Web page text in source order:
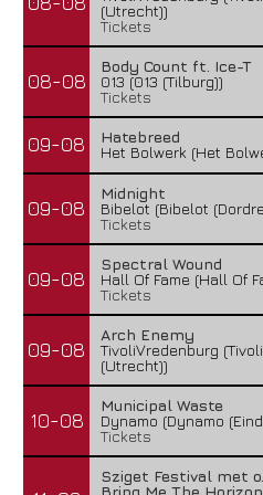
(Utrecht))
Tickets
08-08
Body Count ft. Ice-T
013 (013 (Tilburg))
Tickets
09-08
Hatebreed
Het Bolwerk (Het
09-08
Midnight
Bibelot (Bibelot
Tickets
09-08
Spectral Wound
Hall Of Fame (Hall Of
Tickets
09-08
Arch Enemy
TivoliVredenburg
(Utrecht))
10-08
Municipal Waste
Dynamo (Dynamo
Tickets
Sziget Festival met
Bring Me The